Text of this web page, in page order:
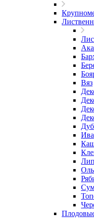
Вяз
Дуб
Ива